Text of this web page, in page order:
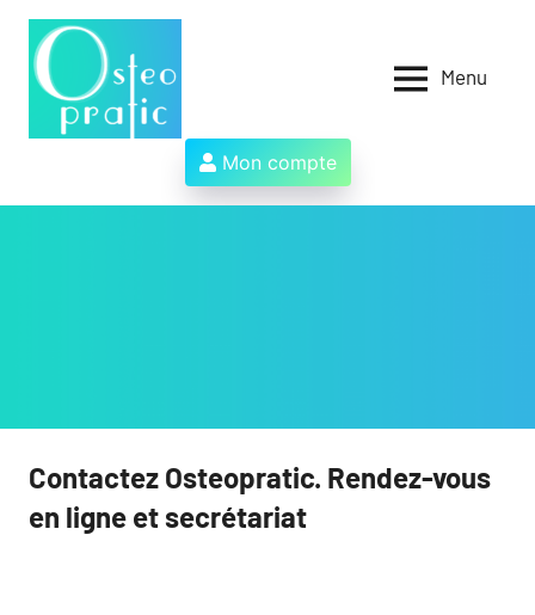
Aller
contenu
des
ostéopathes
et
Menu
Mon compte
Contactez Osteopratic. Rendez-vous
en ligne et secrétariat